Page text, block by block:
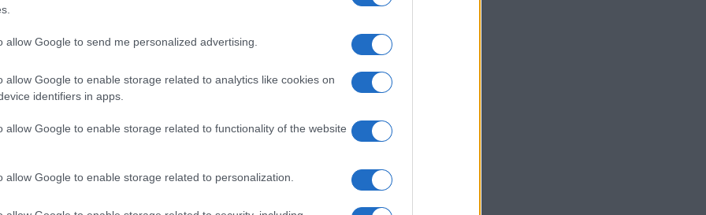
allow Google to send me personalized advertising.
allow Google to enable storage related to analytics like cookies on
identifiers in apps.
allow Google to enable storage related to functionality of the website
allow Google to enable storage related to personalization.